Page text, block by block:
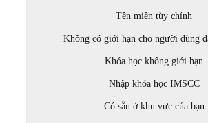
Tên miền tùy chỉnh
Không có giới hạn cho người dùng
Khóa học không giới hạn
Nhập khóa học IMSCC
Có sẵn ở khu vực của bạn